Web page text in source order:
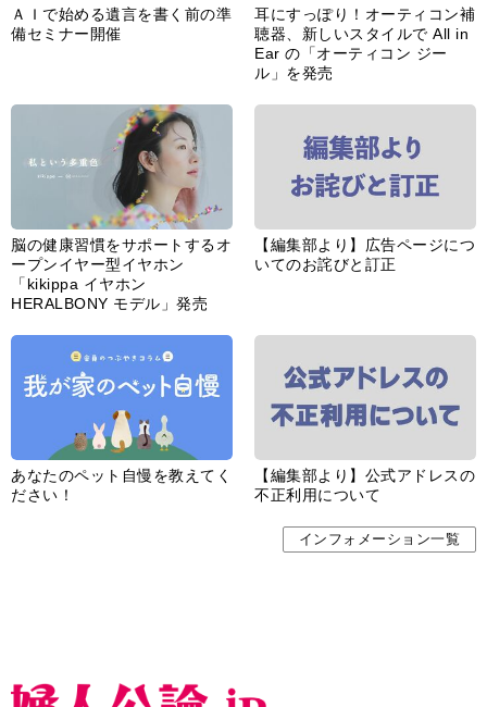
ＡＩで始める遺言を書く前の準
備セミナー開催
耳にすっぽり！オーティコン補
聴器、新しいスタイルで All in
Ear の「オーティコン ジー
ル」を発売
脳の健康習慣をサポートするオ
ープンイヤー型イヤホン
「kikippa イヤホン
HERALBONY モデル」発売
【編集部より】広告ページにつ
いてのお詫びと訂正
あなたのペット自慢を教えてく
ださい！
【編集部より】公式アドレスの
不正利用について
インフォメーション一覧